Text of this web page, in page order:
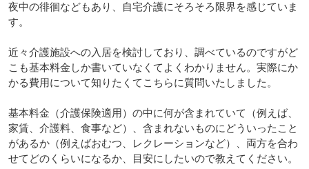
夜中の徘徊などもあり、自宅介護にそろそろ限界を感じていま
す。
近々介護施設への入居を検討しており、調べているのですがど
こも基本料金しか書いていなくてよくわかりません。実際にか
かる費用について知りたくてこちらに質問いたしました。
基本料金（介護保険適用）の中に何が含まれていて（例えば、
家賃、介護料、食事など）、含まれないものにどういったこと
があるか（例えばおむつ、レクレーションなど）、両方を合わ
せてどのくらいになるか、目安にしたいので教えてください。